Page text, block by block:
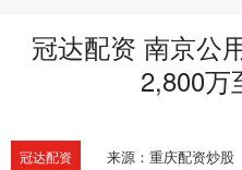
冠达配资 南京公
2,800万
冠达配资 来源：重庆配资炒股